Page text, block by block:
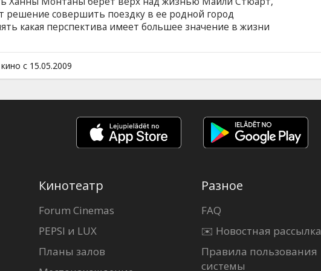
решение совершить поездку в ее родной город
какая перспектива имеет большее значение в жизни
Хардин, Ванесса Уильямс, Джейсон Ерлс, Митчел
Питер Челсом Фильм на английском языке с
и русском языках.
с 15.05.2009
Кинотеатр
Forum Cinemas
PEPSI и LUX
Планы залов
Разное
FAQ
✉️ Новостная рассылка
Правила пользования
системы